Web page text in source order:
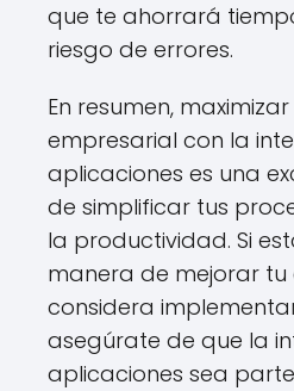
que te ahorrará
riesgo de errores.
En resumen,
empresarial con la
aplicaciones es una
de simplificar tus
la productividad. Si
manera de mejorar tu
considera
asegúrate de que la
aplicaciones sea